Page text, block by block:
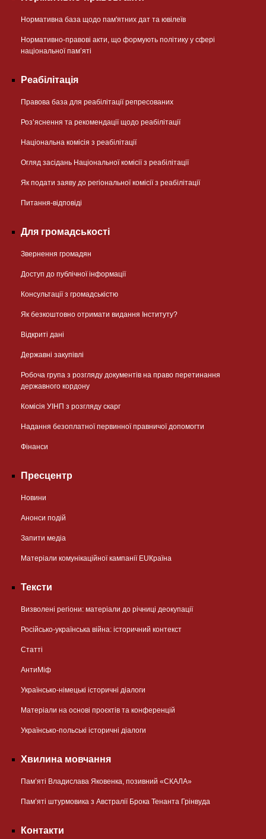
Нормативна база щодо пам'ятних дат та ювілеїв
Нормативно-правові акти, що формують політику у сфері
національної памʼяті
Реабілітація
Правова база для реабілітації репресованих
Розʼяснення та рекомендації щодо реабілітації
Національна комісія з реабілітації
Огляд засідань Національної комісії з реабілітації
Як подати заяву до регіональної комісії з реабілітації
Питання-відповіді
Для громадськості
Звернення громадян
Доступ до публічної інформації
Консультації з громадськістю
Як безкоштовно отримати видання Інституту?
Відкриті дані
Державні закупівлі
Робоча група з розгляду документів на право перетинання
державного кордону
Комісія УІНП з розгляду скарг
Надання безоплатної первинної правничої допомогти
Фінанси
Пресцентр
Новини
Анонси подій
Запити медіа
Матеріали комунікаційної кампанії EUКраїна
Тексти
Визволені регіони: матеріали до річниці деокупації
Російсько-українська війна: історичний контекст
Статті
АнтиМіф
Українсько-німецькі історичні діалоги
Матеріали на основі проєктів та конференцій
Українсько-польські історичні діалоги
Хвилина мовчання
Пам’яті Владислава Яковенка, позивний «СКАЛА»
Пам’яті штурмовика з Австралії Брока Тенанта Грінвуда
Контакти